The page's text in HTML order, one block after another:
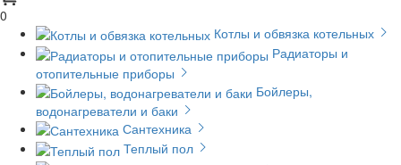
0
Котлы и обвязка котельных
Радиаторы и
отопительные приборы
Бойлеры,
водонагреватели и баки
Сантехника
Теплый пол